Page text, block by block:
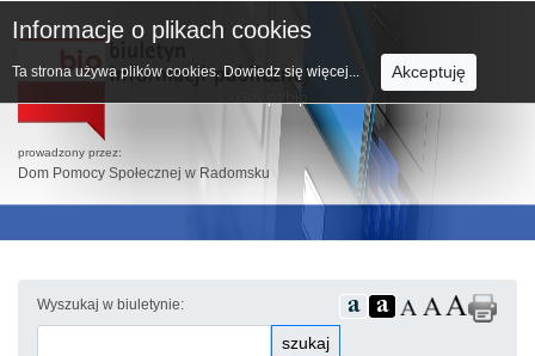
prowadzony przez:
Dom Pomocy Społecznej w Radomsku
Wyszukaj w biuletynie:
szukaj
Informacje o plikach cookies
Ta strona używa plików cookies. Dowiedz się więcej... Akceptuję